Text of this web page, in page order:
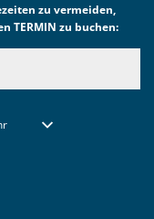
zu vermeiden,
TERMIN zu buchen:
Schließzeiten
Von 08:30 bis 12:00 Uhr